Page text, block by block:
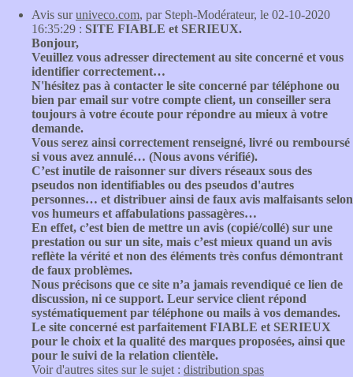
Avis suruniveco.com, par Steph-Modérateur, le 02-10-2020
16:35:29 : SITE FIABLE et SERIEUX.
Bonjour,
Veuillez vous adresser directement au site concerné et vous
identifier correctement…
N'hésitez pas à contacter le site concerné par téléphone ou
bien par email sur votre compte client, un conseiller sera
toujours à votre écoute pour répondre au mieux à votre
demande.
Vous serez ainsi correctement renseigné, livré ou remboursé
si vous avez annulé… (Nous avons vérifié).
C’est inutile de raisonner sur divers réseaux sous des
pseudos non identifiables ou des pseudos d'autres
personnes… et distribuer ainsi de faux avis malfaisants selon
vos humeurs et affabulations passagères…
En effet, c’est bien de mettre un avis (copié/collé) sur une
prestation ou sur un site, mais c’est mieux quand un avis
reflète la vérité et non des éléments très confus démontrant
de faux problèmes.
Nous précisons que ce site n’a jamais revendiqué ce lien de
discussion, ni ce support. Leur service client répond
systématiquement par téléphone ou mails à vos demandes.
Le site concerné est parfaitement FIABLE et SERIEUX
pour le choix et la qualité des marques proposées, ainsi que
pour le suivi de la relation clientèle.
Voir d'autres sites sur le sujet : distribution spas